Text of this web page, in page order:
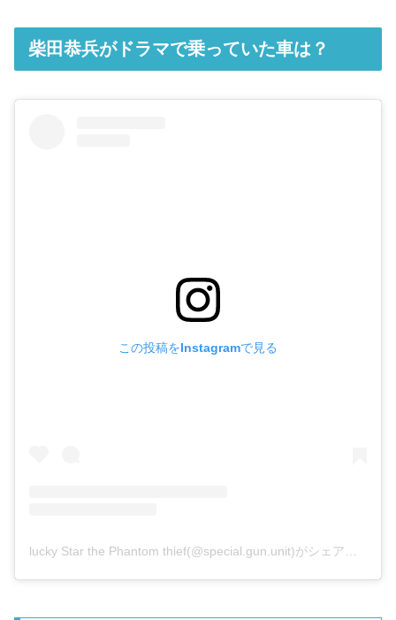
柴田恭兵がドラマで乗っていた車は？
この投稿をInstagramで見る